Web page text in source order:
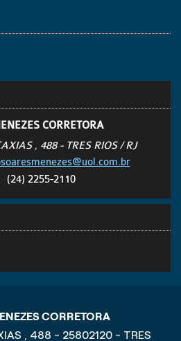
CORRETORA
, 488 - TRES RIOS / RJ
(24) 2255-2110
CORRETORA
, 488 - 25802120 - TRES